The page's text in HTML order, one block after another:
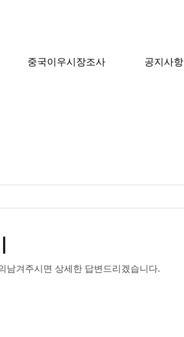
중국이우시장조사 공지사항
남겨주시면 상세한 답변드리겠습니다.